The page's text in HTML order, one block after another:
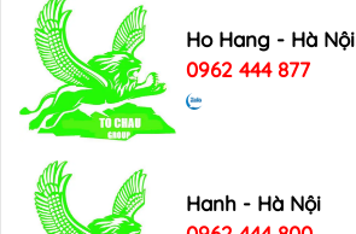
Ho Hang - Hà Nội
0962 444 877
Hanh - Hà Nội